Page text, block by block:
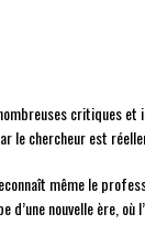
critiques
le chercheur est
même le
nouvelle ère,